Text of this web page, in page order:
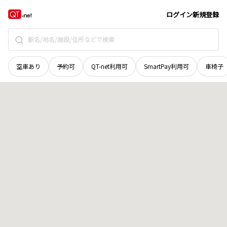
ログイン新規登録
空車あり 予約可 QT-net利用可 SmartPay利用可 車椅子
愛媛県